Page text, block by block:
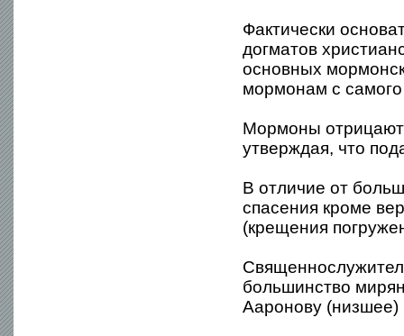
Фактически
догматов
основных
мормонам с
Мормоны отрицают
утверждая, что
В отличие от
спасения кроме
(крещения
большинство
Ааронову (низшее)